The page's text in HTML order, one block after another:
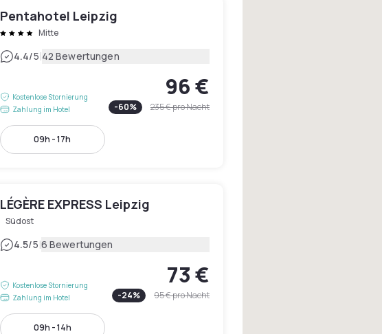
Pentahotel Leipzig
Mitte
4.4/5|42 Bewertungen
Kostenlose Stornierung
Zahlung im Hotel
96 €
-60% 235 €pro Nacht
09h - 17h
LÉGÈRE EXPRESS Leipzig
Südost
4.5/5|6 Bewertungen
Kostenlose Stornierung
Zahlung im Hotel
73 €
-24% 95 €pro Nacht
09h - 14h